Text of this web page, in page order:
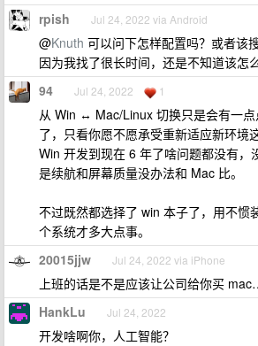
rpish Jul 24, 2022 via Android
@Knuth 可以问下怎样配置吗？或者该
因为我找了很长时间，还是不知道该怎么
94 Jul 24, 2022 1
从 Win ↔ Mac/Linux 切换只是会有一
了，只看你愿不愿承受重新适应新环境
Win 开发到现在 6 年了啥问题都没有，
是续航和屏幕质量没办法和 Mac 比。
不过既然都选择了 win 本子了，用不惯
个系统才多大点事。
20015jjw Jul 24, 2022 via iPhone
上班的话是不是应该让公司给你买
HankLu Jul 24, 2022
开发啥啊你，人工智能？